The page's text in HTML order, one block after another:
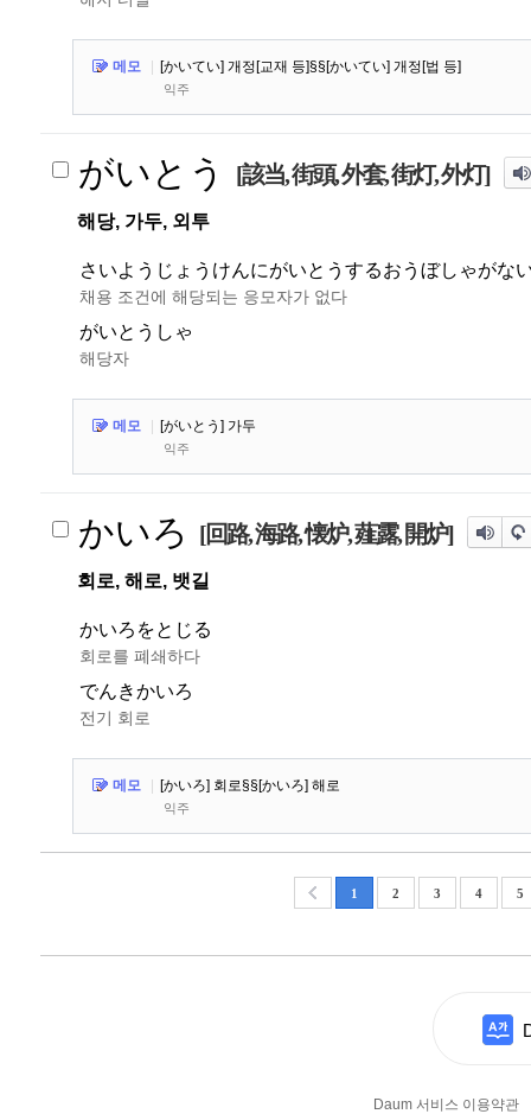
메모 [かいてい] 개정[교재 등]§§[かいてい] 개정[법 등]
익주
がいとう [該当, 街頭, 外套, 街灯, 外灯]
해당, 가두, 외투
さいようじょうけんにがいとうするおうぼしゃがな
채용 조건에 해당되는 응모자가 없다
がいとうしゃ
해당자
메모 [がいとう] 가두
익주
かいろ [回路, 海路, 懐炉, 薤露, 開炉]
회로, 해로, 뱃길
かいろをとじる
회로를 폐쇄하다
でんきかいろ
전기 회로
메모 [かいろ] 회로§§[かいろ] 해로
익주
1 2 3 4 5
Daum 서비스 이용약관